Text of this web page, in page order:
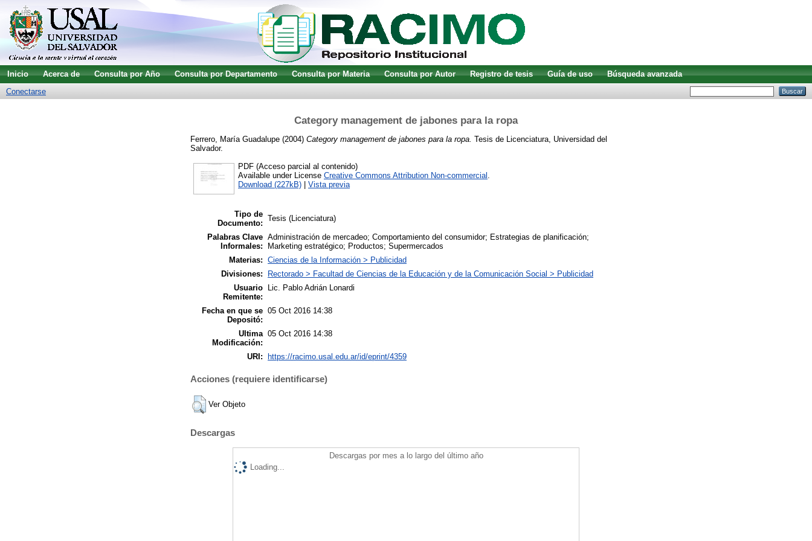
Inicio Acerca de Consulta por Año Consulta por Departamento Consulta por Materia Consulta por Autor Registro de tesis Guía de uso
Búsqueda avanzada
Conectarse
Category management de jabones para la ropa
Ferrero, María Guadalupe (2004) Category management de jabones para la ropa. Tesis de Licenciatura, Universidad del
Salvador.
PDF (Acceso parcial al contenido)
Available under License Creative Commons Attribution Non-commercial .
Download (227kB)
Vista previa
Tipo de
Documento:
Tesis (Licenciatura)
Palabras Clave
Informales:
Administración de mercadeo; Comportamiento del consumidor; Estrategias de planificación;
Marketing estratégico; Productos; Supermercados
Materias: Ciencias de la Información > Publicidad
Divisiones:
Rectorado > Facultad de Ciencias de la Educación y de la Comunicación Social > Publicidad
Usuario
Remitente:
Lic. Pablo Adrián Lonardi
Fecha en que se
Depositó:
05 Oct 2016 14:38
Ultima
Modificación:
05 Oct 2016 14:38
URI: https://racimo.usal.edu.ar/id/eprint/4359
Acciones (requiere identificarse)
Ver Objeto
Descargas
Descargas por mes a lo largo del último año
Loading...